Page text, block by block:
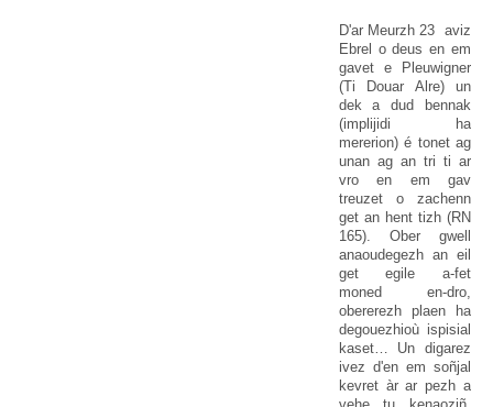
D'ar Meurzh 23 aviz
Ebrel o deus en em
gavet e Pleuwigner
(Ti Douar Alre) un
dek a dud bennak
(implijidi ha
mererion) é tonet ag
unan ag an tri ti ar
vro en em gav
treuzet o zachenn
get an hent tizh (RN
165). Ober gwell
anaoudegezh an eil
get egile a-fet
moned en-dro,
obererezh plaen ha
degouezhioù ispisial
kaset… Un digarez
ivez d'en em soñjal
kevret àr ar pezh a